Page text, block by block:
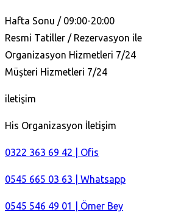
Hafta Sonu / 09:00-20:00
Resmi Tatiller / Rezervasyon ile
Organizasyon Hizmetleri 7/24
Müşteri Hizmetleri 7/24
iletişim
His Organizasyon İletişim
0322 363 69 42 | Ofis
0545 665 03 63 | Whatsapp
0545 546 49 01 | Ömer Bey